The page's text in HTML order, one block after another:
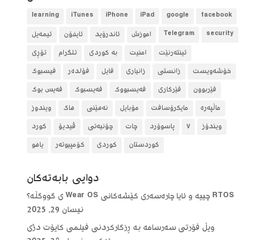
facebook
google
iPad
iPhone
iTunes
learning
security
Telegram آموزش ئاندرۆید ئایفۆن
ئیمەیل
ئینتەرنێت
امنیت بە کوردی تلگرام
تۆڕی
خۆشەویست
زانستی زانیاری فایل فۆلده‌ر
فیسبوک
فێربوون
فێرکاری فەیسبووک فەیسبوک
فەیس بوک
ماڵپەرە
مایکرۆسافت مۆبایل نەهێنی هاک
ویندوز
ویندۆز
٧ پاسوۆرد چات چۆنیەتی ڤیدیۆ
کورد
کوردستان
کوردی کۆمپیوتەر یاهو
دوایی بابه‌ته‌كان
RTOS چییە و ئایا چارەسەری کێشەکانی Wear OS ی گووگڵە؟
نیسان 29, 2025
ویڵ فۆرتی سەرسامە بە ڕزگارکردنی فیلمی کایۆت دژی